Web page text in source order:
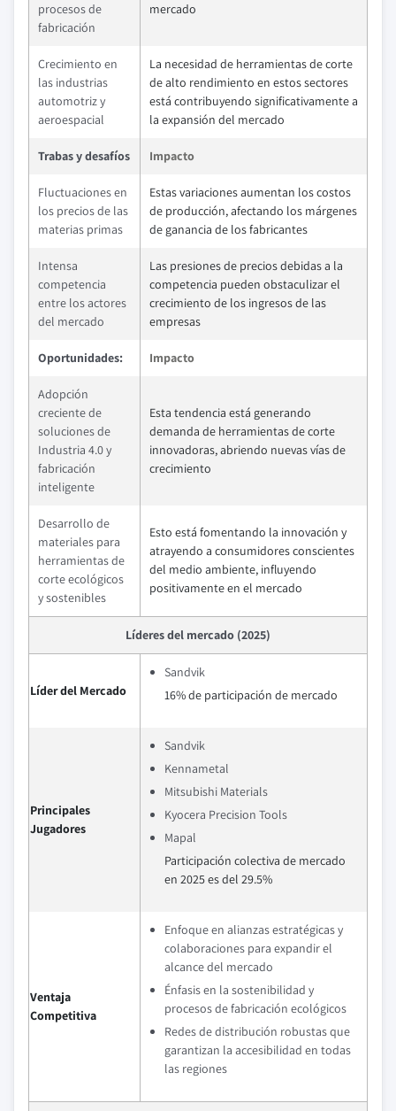
procesos de
fabricación
mercado
Crecimiento en
las industrias
automotriz y
aeroespacial
La necesidad de herramientas de corte
de alto rendimiento en estos sectores
está contribuyendo significativamente a
la expansión del mercado
Trabas y desafíos Impacto
Fluctuaciones en
los precios de las
materias primas
Estas variaciones aumentan los costos
de producción, afectando los márgenes
de ganancia de los fabricantes
Intensa
competencia
entre los actores
del mercado
Las presiones de precios debidas a la
competencia pueden obstaculizar el
crecimiento de los ingresos de las
empresas
Oportunidades: Impacto
Adopción
creciente de
soluciones de
Industria 4.0 y
fabricación
inteligente
Esta tendencia está generando
demanda de herramientas de corte
innovadoras, abriendo nuevas vías de
crecimiento
Desarrollo de
materiales para
herramientas de
corte ecológicos
y sostenibles
Esto está fomentando la innovación y
atrayendo a consumidores conscientes
del medio ambiente, influyendo
positivamente en el mercado
Líderes del mercado (2025)
Líder del Mercado
Sandvik
16% de participación de mercado
Principales
Jugadores
Sandvik
Kennametal
Mitsubishi Materials
Kyocera Precision Tools
Mapal
Participación colectiva de mercado
en 2025 es del 29.5%
Ventaja
Competitiva
Enfoque en alianzas estratégicas y
colaboraciones para expandir el
alcance del mercado
Énfasis en la sostenibilidad y
procesos de fabricación ecológicos
Redes de distribución robustas que
garantizan la accesibilidad en todas
las regiones